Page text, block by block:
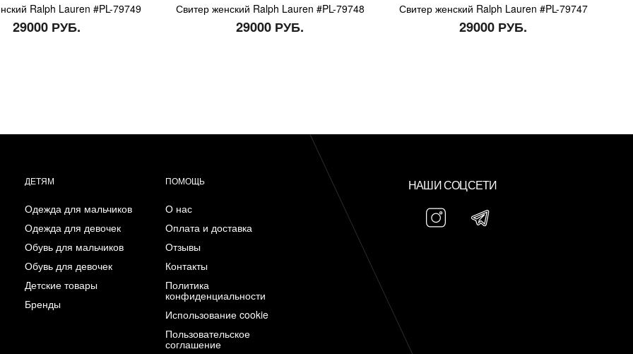
Ralph Lauren #PL-79749
29000 РУБ.
Свитер женский Ralph Lauren #PL-79748
29000 РУБ.
Свитер женский Ralph Lauren #PL-79747
29000 РУБ.
ДЕТЯМ
Одежда для мальчиков
Одежда для девочек
Обувь для мальчиков
Обувь для девочек
Детские товары
Бренды
ПОМОЩЬ
О нас
Оплата и доставка
Отзывы
Контакты
Политика
конфиденциальности
Использование cookie
Пользовательское
соглашение
НАШИ СОЦСЕТИ